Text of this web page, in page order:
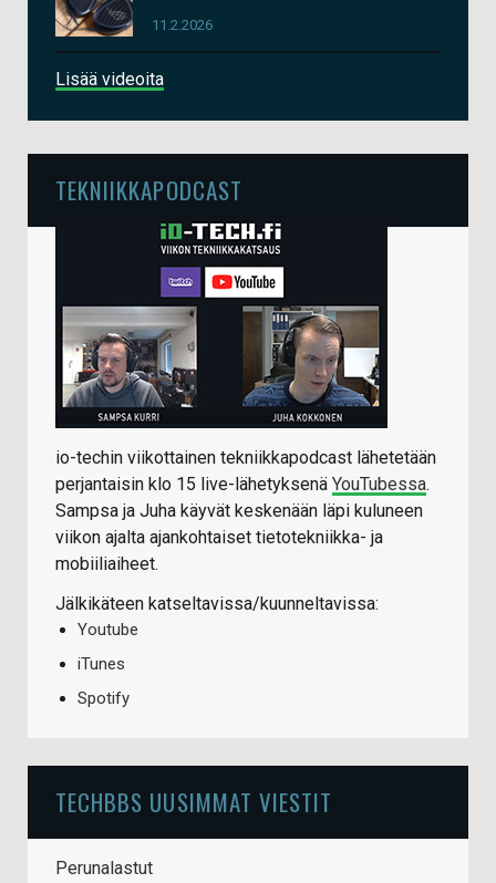
11.2.2026
Lisää videoita
TEKNIIKKAPODCAST
io-techin viikottainen tekniikkapodcast lähetetään
perjantaisin klo 15 live-lähetyksenä YouTubessa.
Sampsa ja Juha käyvät keskenään läpi kuluneen
viikon ajalta ajankohtaiset tietotekniikka- ja
mobiiliaiheet.
Jälkikäteen katseltavissa/kuunneltavissa:
Youtube
iTunes
Spotify
TECHBBS UUSIMMAT VIESTIT
Perunalastut